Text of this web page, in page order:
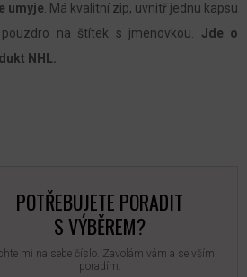
umyje . Má kvalitní zip, uvnitř jednu kapsu
na štítek s jmenovkou. Jde o
NHL.
POTŘEBUJETE PORADIT
S VÝBĚREM?
mi na sebe číslo. Zavolám vám a se vším
poradím.